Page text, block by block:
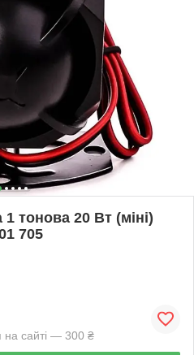
тонова 20 Вт (міні)
705
на сайті — 300 ₴